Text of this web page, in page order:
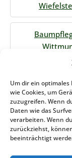
Um dir ein
wie Cookies, um
zuzugreifen. Wenn
Daten wie das
verarbeiten. Wenn
zurückziehst,
beeinträchtigt
Jetzt
Zum Formular
Das könnte